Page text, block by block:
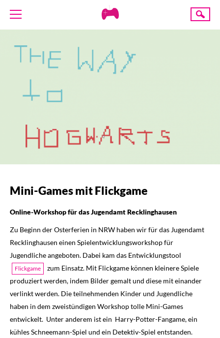
Creative
AKTUELLES
TERMINE
Suche
Mini-Games mit Flickgame
Online-Workshop für das Jugendamt Recklinghausen
Zu Beginn der Osterferien in NRW haben wir für das Jugendamt
Recklinghausen einen Spielentwicklungsworkshop für
Jugendliche angeboten. Dabei kam das Entwicklungstool
Flickgame
zum Einsatz. Mit Flickgame können kleinere Spiele
produziert werden, indem Bilder gemalt und diese mit einander
verlinkt werden. Die teilnehmenden Kinder und Jugendliche
haben in dem zweistündigen Workshop tolle Mini-Games
entwickelt. Unter anderem ist ein Harry-Potter-Fangame, ein
kühles Schneemann-Spiel und ein Detektiv-Spiel entstanden.